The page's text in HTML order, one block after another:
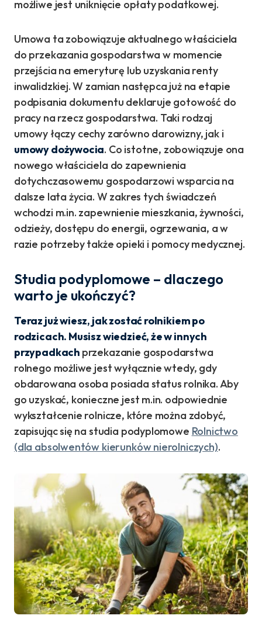
możliwe jest uniknięcie opłaty podatkowej.
Umowa ta zobowiązuje aktualnego właściciela
do przekazania gospodarstwa w momencie
przejścia na emeryturę lub uzyskania renty
inwalidzkiej. W zamian następca już na etapie
podpisania dokumentu deklaruje gotowość do
pracy na rzecz gospodarstwa. Taki rodzaj
umowy łączy cechy zarówno darowizny, jak i
umowy dożywocia. Co istotne, zobowiązuje ona
nowego właściciela do zapewnienia
dotychczasowemu gospodarzowi wsparcia na
dalsze lata życia. W zakres tych świadczeń
wchodzi m.in. zapewnienie mieszkania, żywności,
odzieży, dostępu do energii, ogrzewania, a w
razie potrzeby także opieki i pomocy medycznej.
Studia podyplomowe – dlaczego
warto je ukończyć?
Teraz już wiesz, jak zostać rolnikiem po
rodzicach. Musisz wiedzieć, że w innych
przypadkach przekazanie gospodarstwa
rolnego możliwe jest wyłącznie wtedy, gdy
obdarowana osoba posiada status rolnika. Aby
go uzyskać, konieczne jest m.in. odpowiednie
wykształcenie rolnicze, które można zdobyć,
zapisując się na studia podyplomowe Rolnictwo
(dla absolwentów kierunków nierolniczych).